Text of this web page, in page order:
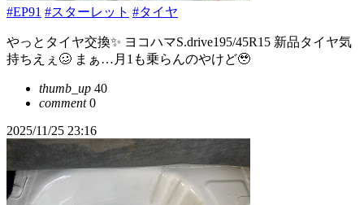
#EP91 #スターレット #タイヤ
やっとタイヤ交換✨ ヨコハマS.drive195/45R15 新品タイヤ気
持ちえぇ🥴 まぁ…月1も乗らんのやけど🥹
thumb_up 40
comment0
2025/11/25 23:16